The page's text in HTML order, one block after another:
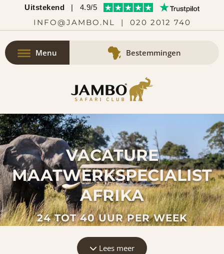
Uitstekend | 4.9/5
INFO@JAMBO.NL | 020 2012 740
Menu Bestemmingen
VACATURE
MAATWERKSPECIALIST
AFRIKA
24 TOT 40 UUR PER WEEK
Lees meer